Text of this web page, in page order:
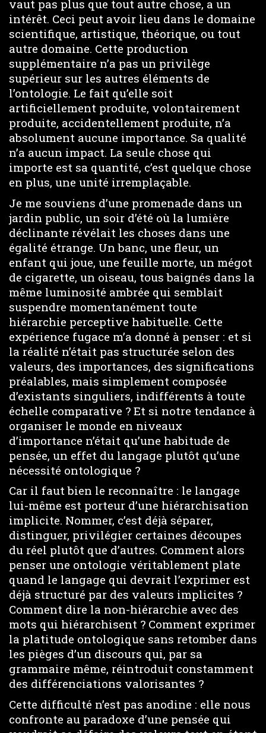
vaut pas plus que tout autre chose, a un
intérêt. Ceci peut avoir lieu dans le domaine
scientifique, artistique, théorique, ou tout
autre domaine. Cette production
supplémentaire n’a pas un privilège
supérieur sur les autres éléments de
l’ontologie. Le fait qu’elle soit
artificiellement produite, volontairement
produite, accidentellement produite, n’a
absolument aucune importance. Sa qualité
n’a aucun impact. La seule chose qui
importe est sa quantité, c’est quelque chose
en plus, une unité irremplaçable.
Je me souviens d’une promenade dans un
jardin public, un soir d’été où la lumière
déclinante révélait les choses dans une
égalité étrange. Un banc, une fleur, un
enfant qui joue, une feuille morte, un mégot
de cigarette, un oiseau, tous baignés dans la
même luminosité ambrée qui semblait
suspendre momentanément toute
hiérarchie perceptive habituelle. Cette
expérience fugace m’a donné à penser : et si
la réalité n’était pas structurée selon des
valeurs, des importances, des significations
préalables, mais simplement composée
d’existants singuliers, indifférents à toute
échelle comparative ? Et si notre tendance à
organiser le monde en niveaux
d’importance n’était qu’une habitude de
pensée, un effet du langage plutôt qu’une
nécessité ontologique ?
Car il faut bien le reconnaître : le langage
lui-même est porteur d’une hiérarchisation
implicite. Nommer, c’est déjà séparer,
distinguer, privilégier certaines découpes
du réel plutôt que d’autres. Comment alors
penser une ontologie véritablement plate
quand le langage qui devrait l’exprimer est
déjà structuré par des valeurs implicites ?
Comment dire la non-hiérarchie avec des
mots qui hiérarchisent ? Comment exprimer
la platitude ontologique sans retomber dans
les pièges d’un discours qui, par sa
grammaire même, réintroduit constamment
des différenciations valorisantes ?
Cette difficulté n’est pas anodine : elle nous
confronte au paradoxe d’une pensée qui